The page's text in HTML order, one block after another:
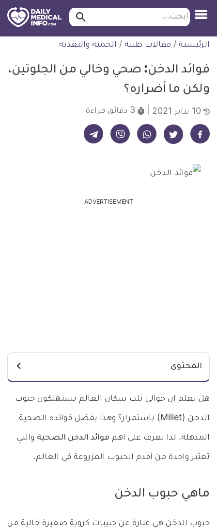
التخطي
للمحتوى
طبية
ابحث ابحث…
الرئيسية / مقالات طبية / الحمية والتغذية
فوائد الدخن: صحي وخالي من الجلوتين،
ولكن ما أضراره؟
3 دقائق قراءة
شارك على فيسبوك - ديلي ميديكال انفو شارك على تويتر - ديلي ميديكال انفو شارك على واتساب - ديلي ميديكال انفو شارك على فايبر - ديلي ميديكال انفو شارك على تيليجرام - ديلي ميديكال انفو
ADVERTISEMENT
المحتوى
هل تعلم ان حوالي ثلث سكان العالم يستهلكون حبوب
الدخن (Millet) باستمرار؟ وهذا بفضل فوائده الصحية
المذهلة. لذا تعرف على اهم فوائد الدخن الصحية والتي
تعتبر واحدة من أقدم الحبوب المزروعة في العالم.
ماهي حبوب الدخن
حبوب الدخن هي عبارة عن حبيبات كروية صغيرة خالية من